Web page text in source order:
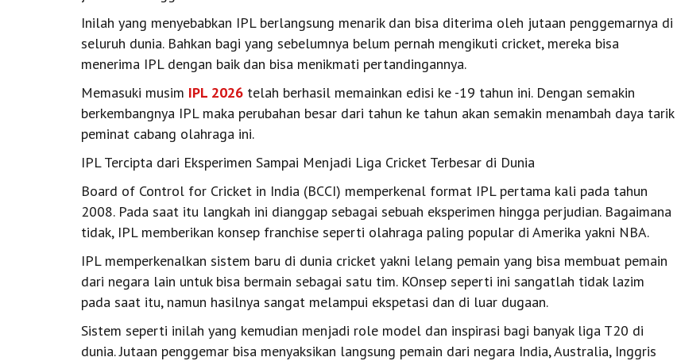
Inilah yang menyebabkan IPL berlangsung menarik dan bisa diterima oleh jutaan penggemarnya di
seluruh dunia. Bahkan bagi yang sebelumnya belum pernah mengikuti cricket, mereka bisa
menerima IPL dengan baik dan bisa menikmati pertandingannya.
Memasuki musim IPL 2026 telah berhasil memainkan edisi ke -19 tahun ini. Dengan semakin
berkembangnya IPL maka perubahan besar dari tahun ke tahun akan semakin menambah daya tarik
peminat cabang olahraga ini.
IPL Tercipta dari Eksperimen Sampai Menjadi Liga Cricket Terbesar di Dunia
Board of Control for Cricket in India (BCCI) memperkenal format IPL pertama kali pada tahun
2008. Pada saat itu langkah ini dianggap sebagai sebuah eksperimen hingga perjudian. Bagaimana
tidak, IPL memberikan konsep franchise seperti olahraga paling popular di Amerika yakni NBA.
IPL memperkenalkan sistem baru di dunia cricket yakni lelang pemain yang bisa membuat pemain
dari negara lain untuk bisa bermain sebagai satu tim. KOnsep seperti ini sangatlah tidak lazim
pada saat itu, namun hasilnya sangat melampui ekspetasi dan di luar dugaan.
Sistem seperti inilah yang kemudian menjadi role model dan inspirasi bagi banyak liga T20 di
dunia. Jutaan penggemar bisa menyaksikan langsung pemain dari negara India, Australia, Inggris